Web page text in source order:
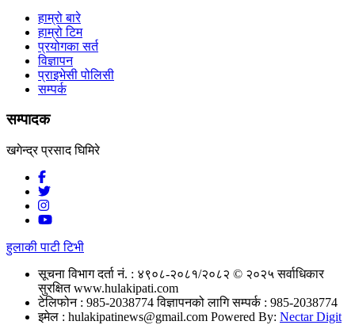
हाम्रो बारे
हाम्रो टिम
प्रयोगका सर्त
विज्ञापन
प्राइभेसी पोलिसी
सम्पर्क
सम्पादक
खगेन्द्र प्रसाद घिमिरे
हुलाकी पाटी टिभी
सूचना विभाग दर्ता नं. : ४९०८-२०८१/२०८२ © २०२५ सर्वाधिकार
सुरक्षित www.hulakipati.com
टेलिफोन : 985-2038774विज्ञापनको लागि सम्पर्क : 985-2038774
इमेल : hulakipatinews@gmail.com Powered By: Nectar Digit